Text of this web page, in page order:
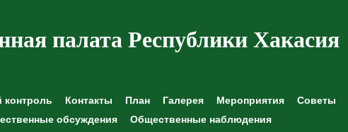
палата Республики Хакасия
Контакты План Галерея Мероприятия Советы
обсуждения Общественные наблюдения